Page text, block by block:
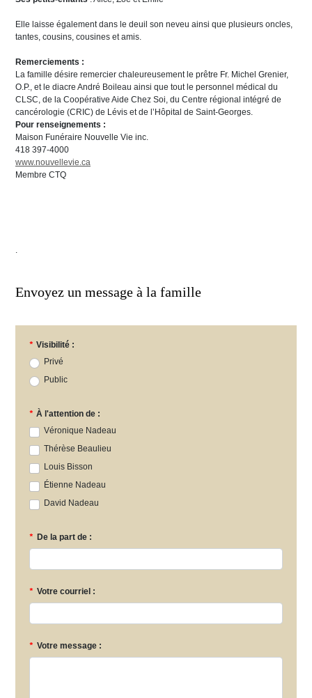
Elle laisse également dans le deuil son neveu ainsi que plusieurs oncles,
tantes, cousins, cousines et amis.
Remerciements :
La famille désire remercier chaleureusement le prêtre Fr. Michel Grenier,
O.P., et le diacre André Boileau ainsi que tout le personnel médical du
CLSC, de la Coopérative Aide Chez Soi, du Centre régional intégré de
cancérologie (CRIC) de Lévis et de l’Hôpital de Saint-Georges.
Pour renseignements :
Maison Funéraire Nouvelle Vie inc.
418 397-4000
www.nouvellevie.ca
Membre CTQ
.
Envoyez un message à la famille
* Visibilité :
Privé
Public
* À l'attention de :
Véronique Nadeau
Thérèse Beaulieu
Louis Bisson
Étienne Nadeau
David Nadeau
* De la part de :
* Votre courriel :
* Votre message :